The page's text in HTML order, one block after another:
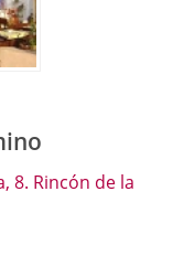
8. Rincón de la